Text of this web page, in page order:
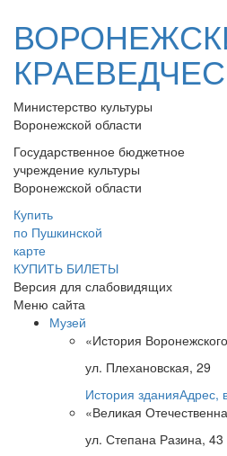
Министерство культуры
Воронежской области
Государственное бюджетное
учреждение культуры
Воронежской области
Купить
по Пушкинской
карте
КУПИТЬ БИЛЕТЫ
Версия для слабовидящих
Меню сайта
Музей
«История
ул. Плехановская, 29
История зданияАдрес,
«Великая
ул. Степана Разина, 43